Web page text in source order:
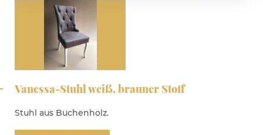
Vanessa-Stuhl weiß, brauner Stoff
Stuhl aus Buchenholz.